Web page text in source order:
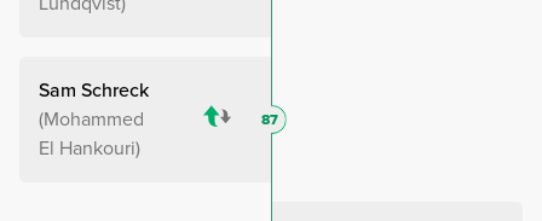
Sam Schreck
Mohammed
El Hankouri
87